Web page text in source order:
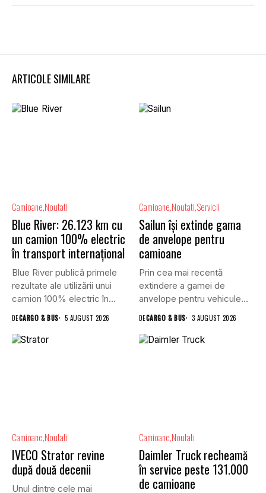
ARTICOLE SIMILARE
Camioane Noutati
Blue River: 26.123 km cu
un camion 100% electric
în transport internațional
Blue River publică primele
rezultate ale utilizării unui
camion 100% electric în...
DECARGO & BUS 5 AUGUST 2026
Camioane Noutati Servicii
Sailun își extinde gama
de anvelope pentru
camioane
Prin cea mai recentă
extindere a gamei de
anvelope pentru vehicule
DECARGO & BUS 3 AUGUST 2026
Camioane Noutati
IVECO Strator revine
după două decenii
Unul dintre cele mai
Camioane Noutati
Daimler Truck recheamă
în service peste 131.000
de camioane